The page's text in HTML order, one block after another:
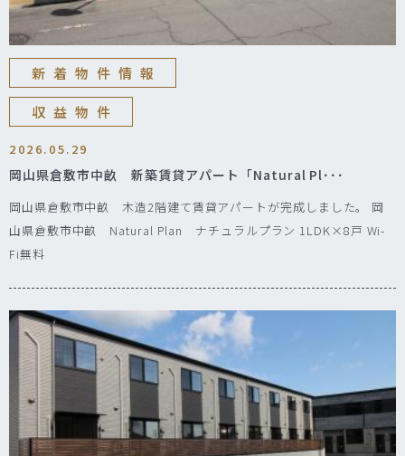
新着物件情報
収益物件
2026.05.29
岡山県倉敷市中畝 新築賃貸アパート「Natural Pl･･･
岡山県倉敷市中畝 木造2階建て賃貸アパートが完成しました。 岡
山県倉敷市中畝 Natural Plan ナチュラルプラン 1LDK×8戸 Wi-
Fi無料